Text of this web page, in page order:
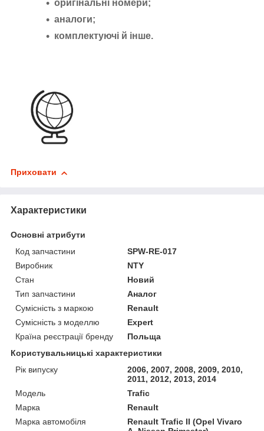
оригінальні номери;
аналоги;
комплектуючі й інше.
Приховати
Характеристики
Основні атрибути
Код запчастини
SPW-RE-017
Виробник
NTY
Стан
Новий
Тип запчастини
Аналог
Сумісність з маркою
Renault
Сумісність з моделлю
Expert
Країна реєстрації бренду
Польща
Користувальницькі характеристики
Рік випуску
2006, 2007, 2008, 2009, 2010,
2011, 2012, 2013, 2014
Мoдель
Trafic
Марка
Renault
Марка автомобіля
Renault Trafic II (Opel Vivaro